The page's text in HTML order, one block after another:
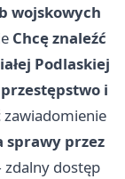
wojskowych
Chcę znaleźć
Podlaskiej
przestępstwo i
zawiadomienie
sprawy przez
dostęp